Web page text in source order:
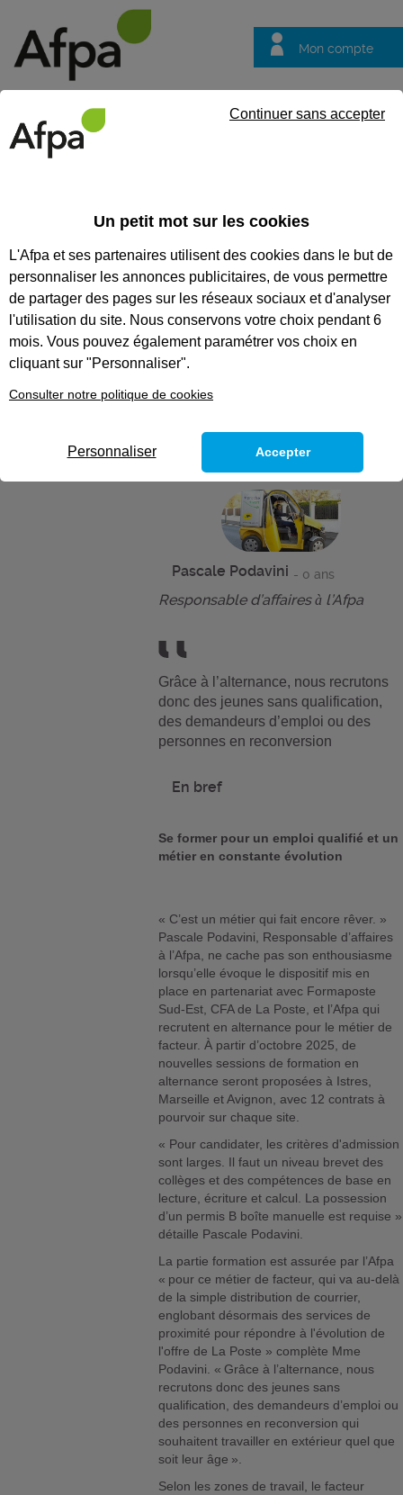
Mon compte
questions
Témoignage
L’Afpa et
Formaposte
forment les facteurs
de demain en
Provence
Pascale Podavini - 0 ans
Responsable d’affaires à l’Afpa
Grâce à l’alternance, nous recrutons
donc des jeunes sans qualification,
des demandeurs d’emploi ou des
personnes en reconversion
En bref
Se former pour un emploi qualifié et un
métier en constante évolution
« C’est un métier qui fait encore rêver. »
Pascale Podavini, Responsable d’affaires
à l’Afpa, ne cache pas son enthousiasme
lorsqu’elle évoque le dispositif mis en
place en partenariat avec Formaposte
Sud-Est, CFA de La Poste, et l’Afpa qui
recrutent en alternance pour le métier de
facteur. À partir d’octobre 2025, de
nouvelles sessions de formation en
alternance seront proposées à Istres,
Marseille et Avignon, avec 12 contrats à
pourvoir sur chaque site.
« Pour candidater, les critères d'admission
sont larges. Il faut un niveau brevet des
collèges et des compétences de base en
lecture, écriture et calcul. La possession
d’un permis B boîte manuelle est requise »
détaille Pascale Podavini.
La partie formation est assurée par l’Afpa
« pour ce métier de facteur, qui va au-delà
de la simple distribution de courrier,
englobant désormais des services de
proximité pour répondre à l'évolution de
l'offre de La Poste » complète Mme
Podavini. « Grâce à l’alternance, nous
recrutons donc des jeunes sans
qualification, des demandeurs d’emploi ou
des personnes en reconversion qui
souhaitent travailler en extérieur quel que
soit leur âge ».
Selon les zones de travail, le facteur
Un petit mot sur les cookies
L'Afpa et ses partenaires utilisent des cookies dans le but de
personnaliser les annonces publicitaires, de vous permettre
de partager des pages sur les réseaux sociaux et d'analyser
l'utilisation du site. Nous conservons votre choix pendant 6
mois. Vous pouvez également paramétrer vos choix en
cliquant sur "Personnaliser".
Consulter notre politique de cookies
Continuer sans accepter
Personnaliser Accepter